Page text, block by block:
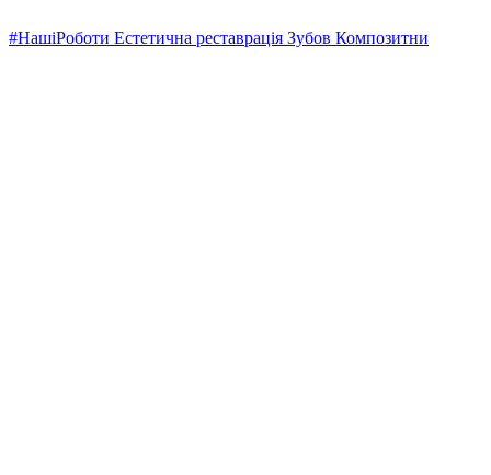
#НашіРоботи Естетична реставрація Зубов Композитни